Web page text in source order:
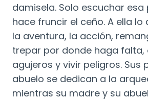
damisela. Solo escuchar
hace fruncir el ceño. A ella lo
la aventura, la acción,
trepar por donde haga falta,
agujeros y vivir peligros. Sus
abuelo se dedican a la
mientras su madre y su